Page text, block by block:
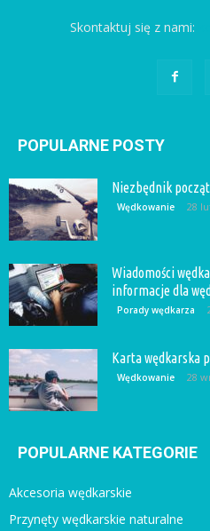
Skontaktuj się z nami:
POPULARNE POSTY
Niezbędnik
Wędkowanie 28
Wiadomości
informacje dla
Porady wędkarza
Karta wędkarska
Wędkowanie 28
POPULARNE KATEGORIE
Akcesoria wędkarskie
Przynęty wędkarskie naturalne